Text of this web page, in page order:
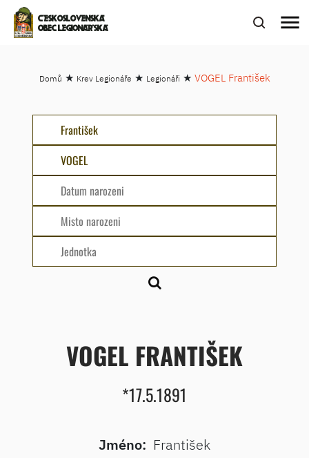
ČESKOSLOVENSKÁ
OBEC LEGIONÁŘSKÁ
menu
Domů ★ Krev Legionáře ★ Legionáři ★ VOGEL František
VOGEL FRANTIŠEK
*17.5.1891
Jméno: František